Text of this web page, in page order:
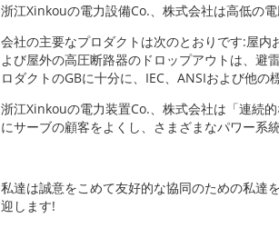
浙江Xinkouの電力設備Co.、株式会社は高低の
会社の主要なプロダクトは次のとおりです:屋
よび屋外の高圧断路器のドロップアウトは、避
ロダクトのGBに十分に、IEC、ANSIおよび他の
浙江Xinkouの電力装置Co.、株式会社は「連続
にサーブの顧客をよくし、さまざまなパワー系
私達は誠意をこめて友好的な協同のための私達
迎します!